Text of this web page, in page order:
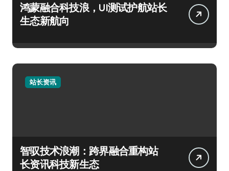
鸿蒙融合科技浪，UI测试护航站长
生态新航向
站长资讯
智驭技术浪潮：跨界融合重构站
长资讯科技新生态